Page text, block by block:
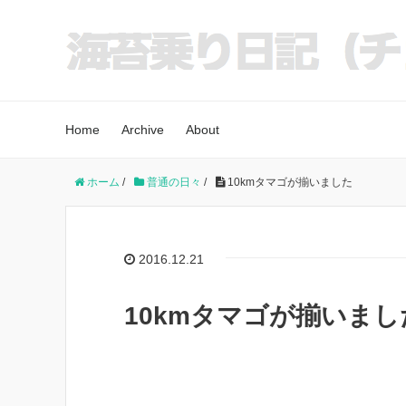
Home Archive About
ホーム / 普通の日々 / 10kmタマゴが揃いました
2016.12.21
10kmタマゴが揃いまし